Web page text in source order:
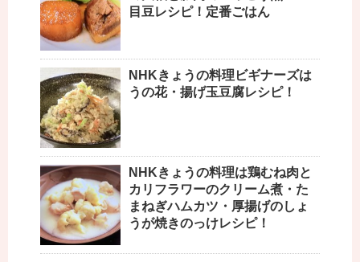
目豆レシピ！定番ごはん
NHKきょうの料理ビギナーズは
うの花・揚げ玉豆腐レシピ！
NHKきょうの料理は鶏むね肉と
カリフラワーのクリーム煮・た
まねぎハムカツ・厚揚げのしょ
うが焼きのっけレシピ！